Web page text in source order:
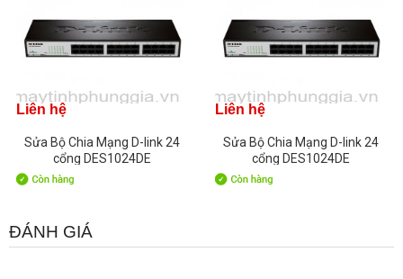
Liên hệ
Sửa Bộ Chia Mạng D-link 24
cổng DES1024DE
Liên hệ
Sửa Bộ Chia Mạng D-link 24
cổng DES1024DE
ĐÁNH GIÁ